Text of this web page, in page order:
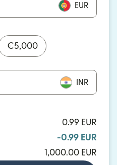
EUR
€5,000
INR
0.99 EUR
-0.99 EUR
1,000.00 EUR